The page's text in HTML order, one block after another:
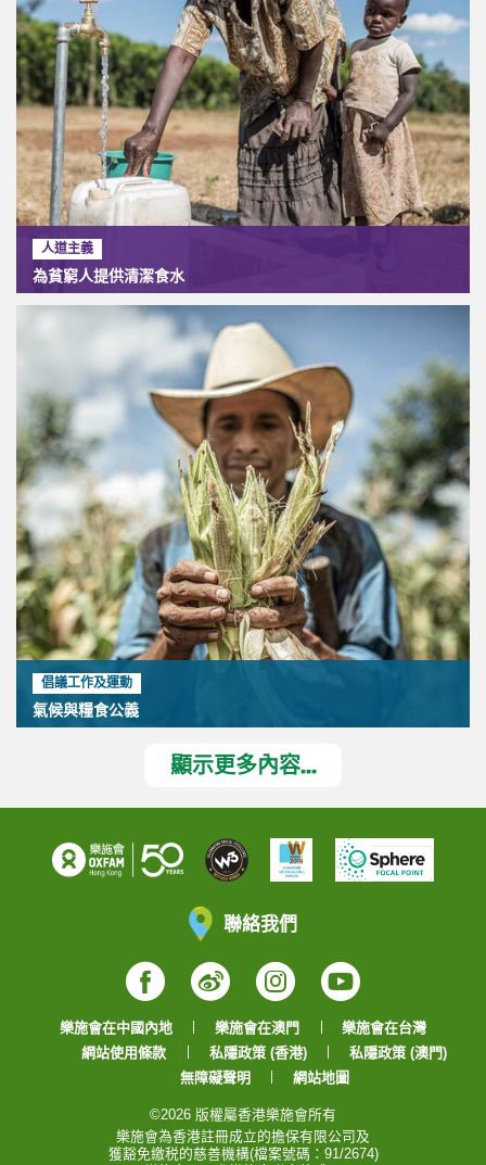
人道主義
為貧窮人提供清潔食水
倡議工作及運動
氣候與糧食公義
顯示更多內容...
聯絡我們
Facebook
WeiboInstagram
YouTube
樂施會在中國內地 樂施會在澳門
樂施會在台灣
網站使用條款
私隱政策 (香港)
私隱政策 (澳門)
無障礙聲明
網站地圖
©2026 版權屬香港樂施會所有
樂施會為香港註冊成立的擔保有限公司及
獲豁免繳税的慈善機構(檔案號碼：91/2674)